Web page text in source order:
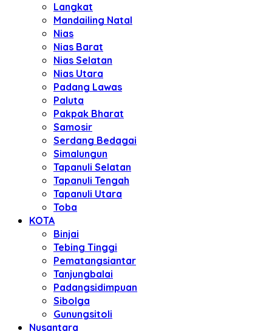
Langkat
Mandailing Natal
Nias
Nias Barat
Nias Selatan
Nias Utara
Padang Lawas
Paluta
Pakpak Bharat
Samosir
Serdang Bedagai
Simalungun
Tapanuli Selatan
Tapanuli Tengah
Tapanuli Utara
Toba
KOTA
Binjai
Tebing Tinggi
Pematangsiantar
Tanjungbalai
Padangsidimpuan
Sibolga
Gunungsitoli
Nusantara